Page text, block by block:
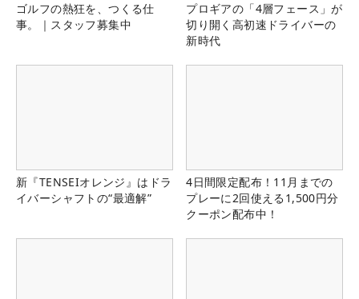
ゴルフの熱狂を、つくる仕
事。｜スタッフ募集中
プロギアの「4層フェース」が
切り開く高初速ドライバーの
新時代
新『TENSEIオレンジ』はドラ
イバーシャフトの“最適解”
4日間限定配布！11月までの
プレーに2回使える1,500円分
クーポン配布中！